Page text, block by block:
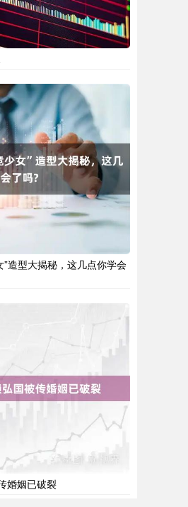
造型大揭秘，这几点你学会
婚姻已破裂